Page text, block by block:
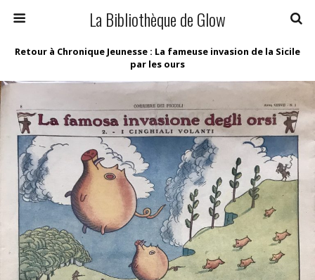
La Bibliothèque de Glow
Retour à Chronique Jeunesse : La fameuse invasion de la Sicile
par les ours